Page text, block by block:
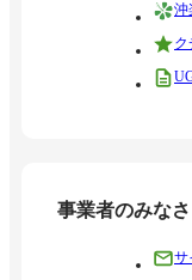
沖
ク
事業者のみなさ
サ